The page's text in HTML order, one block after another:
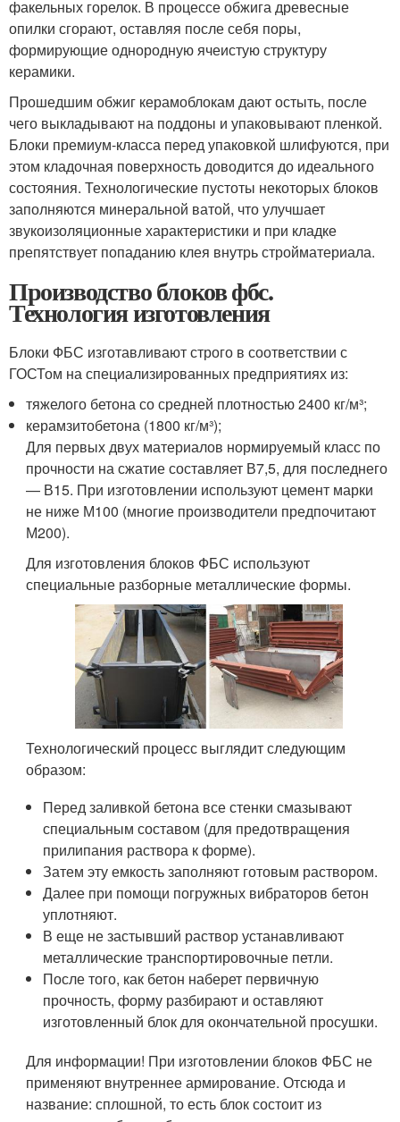
факельных горелок. В процессе обжига древесные
опилки сгорают, оставляя после себя поры,
формирующие однородную ячеистую структуру
керамики.
Прошедшим обжиг керамоблокам дают остыть, после
чего выкладывают на поддоны и упаковывают пленкой.
Блоки премиум-класса перед упаковкой шлифуются, при
этом кладочная поверхность доводится до идеального
состояния. Технологические пустоты некоторых блоков
заполняются минеральной ватой, что улучшает
звукоизоляционные характеристики и при кладке
препятствует попаданию клея внутрь стройматериала.
Производство блоков фбс.
Технология изготовления
Блоки ФБС изготавливают строго в соответствии с
ГОСТом на специализированных предприятиях из:
тяжелого бетона со средней плотностью 2400 кг/м³;
керамзитобетона (1800 кг/м³);
Для первых двух материалов нормируемый класс по
прочности на сжатие составляет В7,5, для последнего
— В15. При изготовлении используют цемент марки
не ниже М100 (многие производители предпочитают
М200).
Для изготовления блоков ФБС используют
специальные разборные металлические формы.
Технологический процесс выглядит следующим
образом:
Перед заливкой бетона все стенки смазывают
специальным составом (для предотвращения
прилипания раствора к форме).
Затем эту емкость заполняют готовым раствором.
Далее при помощи погружных вибраторов бетон
уплотняют.
В еще не застывший раствор устанавливают
металлические транспортировочные петли.
После того, как бетон наберет первичную
прочность, форму разбирают и оставляют
изготовленный блок для окончательной просушки.
Для информации! При изготовлении блоков ФБС не
применяют внутреннее армирование. Отсюда и
название: сплошной, то есть блок состоит из